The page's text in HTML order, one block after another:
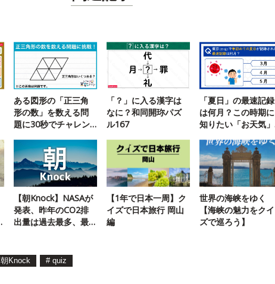
ある図形の「正三角
形の数」を数える問
題に30秒でチャレン
「？」に入る漢字は
なに？和同開珎パズ
ル167
「夏日」の最速記録
は何月？この時期に
知りたい「お天気」
【朝Knock】NASAが
発表、昨年のCO2排
出量は過去最多、最
【1年で日本一周】ク
イズで日本旅行 岡山
編
世界の海峡をゆく
【海峡の魅力をクイ
ズで巡ろう】
朝Knock # quiz